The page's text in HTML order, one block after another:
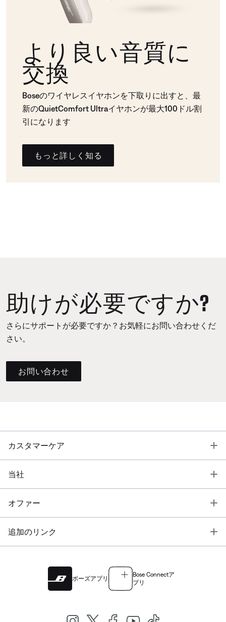
より良い音質に
交換
Boseのワイヤレスイヤホンを下取りに出すと、最
新のQuietComfort Ultraイヤホンが最大100ドル割
引になります
もっと詳しく知る
助けが必要ですか?
さらにサポートが必要ですか？お気軽にお問い合わせくだ
さい。
お問い合わせ
カスタマーケア
当社
オファー
追加のリンク
ボーズアプリ
Bose Connectア
プリ